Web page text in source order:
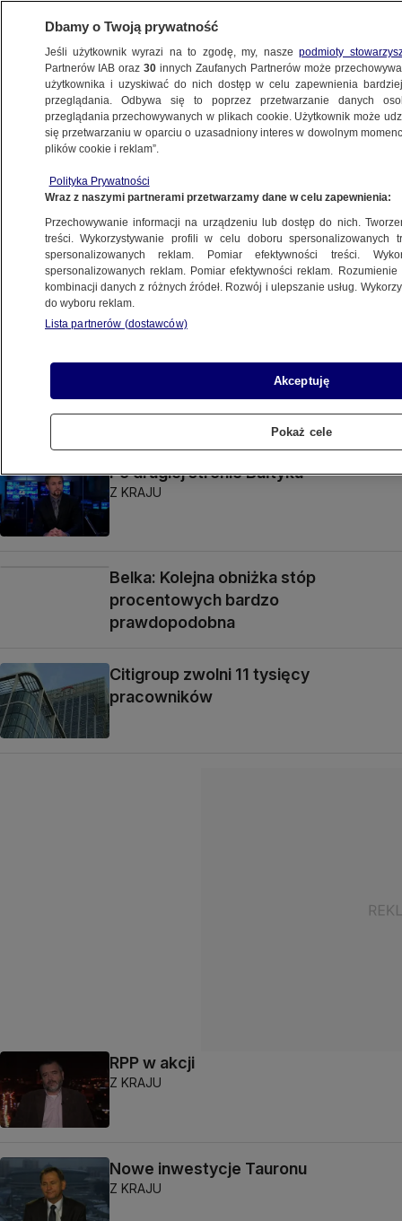
BIZNES
NAJNOWSZE
RPP w akcji
Z KRAJU
Milion w portfelu
Z KRAJU
RPP w Akcji
Po drugiej stronie Bałtyku
Z KRAJU
Belka: Kolejna obniżka stóp
procentowych bardzo
prawdopodobna
Citigroup zwolni 11 tysięcy
pracowników
RPP w akcji
Z KRAJU
Nowe inwestycje Tauronu
Z KRAJU
Dbamy o Twoją prywatność
Jeśli użytkownik wyrazi na to zgodę, my, naszepodmioty
Partnerów IAB oraz30 innych Zaufanych Partnerów może
użytkownika i uzyskiwać do nich dostęp w celu zapewnienia
przeglądania. Odbywa się to poprzez przetwarzanie danych
przeglądania przechowywanych w plikach cookie. Użytkownik może
się przetwarzaniu w oparciu o uzasadniony interes w dowolnym
plików cookie i reklam”.
Polityka Prywatności
Wraz z naszymi partnerami przetwarzamy dane w celu zapewnienia:
Przechowywanie informacji na urządzeniu lub dostęp do nich.
treści. Wykorzystywanie profili w celu doboru spersonalizowanych
spersonalizowanych reklam. Pomiar efektywności treści.
spersonalizowanych reklam. Pomiar efektywności reklam.
kombinacji danych z różnych źródeł. Rozwój i ulepszanie usług.
do wyboru reklam.
Lista partnerów (dostawców)
Akceptuję
Pokaż cele